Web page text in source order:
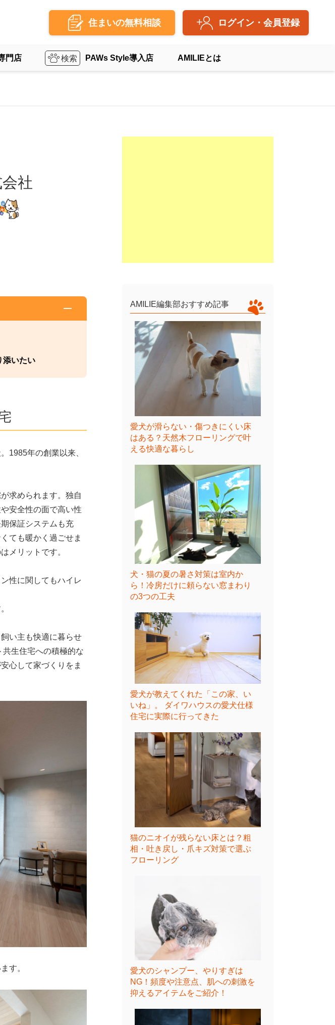
住まいの無料相談 ログイン・会員登録
門店 PAWs Style導入店 AMILIEとは
社
添いたい
1985年の創業以来、
求められます。独自
安全性の面で高い性
保証システムも充
ても暖かく過ごせま
メリットです。
性に関してもハイレ
い主も快適に暮らせ
生住宅への積極的な
心して家づくりをま
す。
AMILIE編集部おすすめ記事
愛犬が滑らない・傷つきにくい床
はある？天然木フローリングで叶
える快適な暮らし
犬・猫の夏の暑さ対策は室内か
ら！冷房だけに頼らない窓まわり
の3つの工夫
愛犬が教えてくれた「この家、い
いね」。 ダイワハウスの愛犬仕様
住宅に実際に行ってきた
猫のニオイが残らない床とは？粗
相・吐き戻し・爪キズ対策で選ぶ
フローリング
愛犬のシャンプー、やりすぎは
NG！頻度や注意点、肌への刺激を
抑えるアイテムをご紹介！